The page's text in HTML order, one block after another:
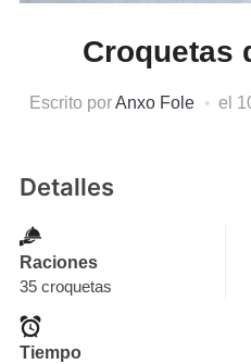
Croquetas
Escrito porAnxo Fole el
Detalles
Raciones
35 croquetas
Tiempo